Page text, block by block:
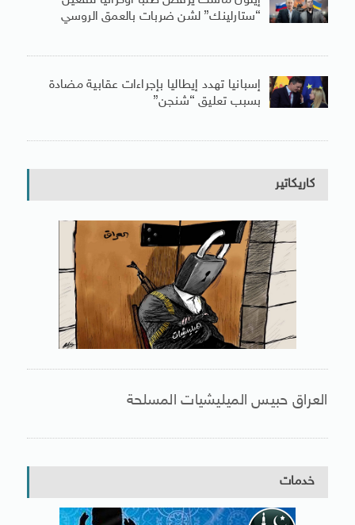
“ستارلينك” لشن ضربات بالعمق الروسي
إسبانيا تهدد إيطاليا بإجراءات عقابية مضادة
بسبب تعليق “شنجن”
كاريكاتير
العراق حبيس الميليشيات المسلحة
خدمات